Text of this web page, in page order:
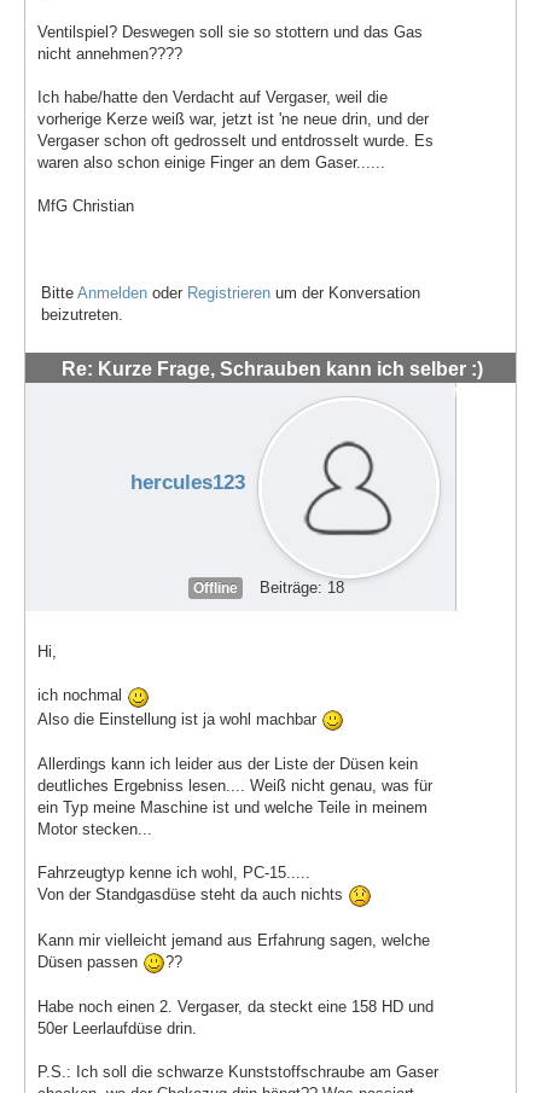
Ventilspiel? Deswegen soll sie so stottern und das Gas
nicht annehmen????
Ich habe/hatte den Verdacht auf Vergaser, weil die
vorherige Kerze weiß war, jetzt ist 'ne neue drin, und der
Vergaser schon oft gedrosselt und entdrosselt wurde. Es
waren also schon einige Finger an dem Gaser......
MfG Christian
Bitte Anmelden oder Registrieren um der Konversation
beizutreten.
Re: Kurze Frage, Schrauben kann ich selber :)
#48539
hercules123
Offline Beiträge: 18
Hi,
ich nochmal
Also die Einstellung ist ja wohl machbar
Allerdings kann ich leider aus der Liste der Düsen kein
deutliches Ergebniss lesen.... Weiß nicht genau, was für
ein Typ meine Maschine ist und welche Teile in meinem
Motor stecken...
Fahrzeugtyp kenne ich wohl, PC-15.....
Von der Standgasdüse steht da auch nichts
Kann mir vielleicht jemand aus Erfahrung sagen, welche
Düsen passen
??
Habe noch einen 2. Vergaser, da steckt eine 158 HD und
50er Leerlaufdüse drin.
P.S.: Ich soll die schwarze Kunststoffschraube am Gaser